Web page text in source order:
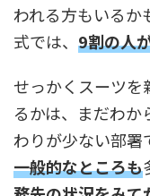
われる方もいるか
式では、 9割の人
せっかくスーツを
るかは、まだわか
わりが少ない部署
一般的なところも